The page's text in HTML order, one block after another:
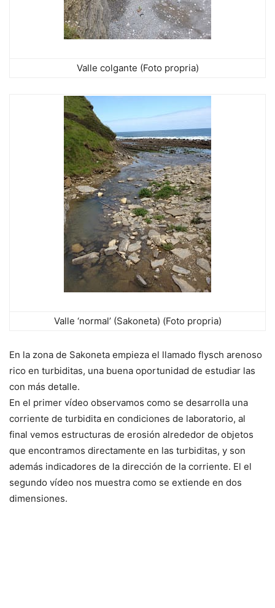
Valle colgante (Foto propria)
Valle ‘normal’ (Sakoneta) (Foto propria)
En la zona de Sakoneta empieza el llamado flysch arenoso
rico en turbiditas, una buena oportunidad de estudiar las
con más detalle.
En el primer vídeo observamos como se desarrolla una
corriente de turbidita en condiciones de laboratorio, al
final vemos estructuras de erosión alrededor de objetos
que encontramos directamente en las turbiditas, y son
además indicadores de la dirección de la corriente. El el
segundo vídeo nos muestra como se extiende en dos
dimensiones.